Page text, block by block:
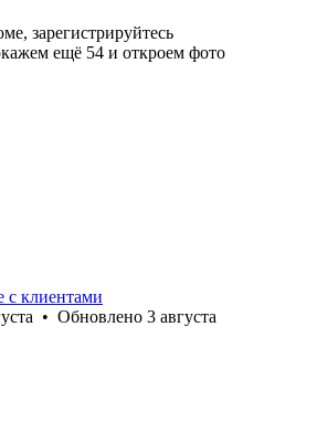
зарегистрируйтесь
ещё 54 и откроем фото
с клиентами
• Обновлено 3 августа